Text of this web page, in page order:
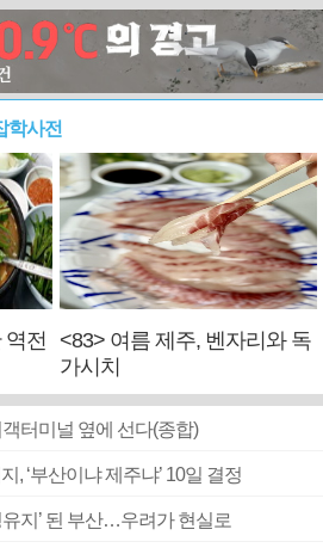
학사전
역전
<83> 여름 제주, 벤자리와 독
가시치
터미널 옆에 선다(종합)
, ‘부산이냐 제주냐’ 10일 결정
지’ 된 부산…우려가 현실로